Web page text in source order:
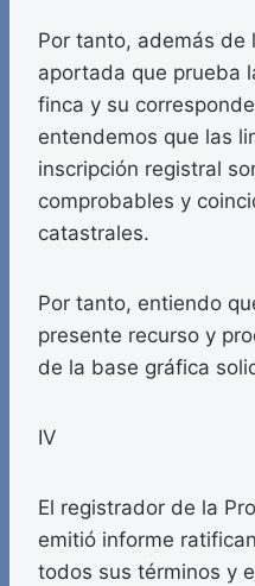
Por tanto, además de
aportada que prueba
finca y su
entendemos que las
inscripción registral
comprobables y
catastrales.
Por tanto, entiendo
presente recurso y
de la base gráfica
IV
El registrador de la
emitió informe
todos sus términos y